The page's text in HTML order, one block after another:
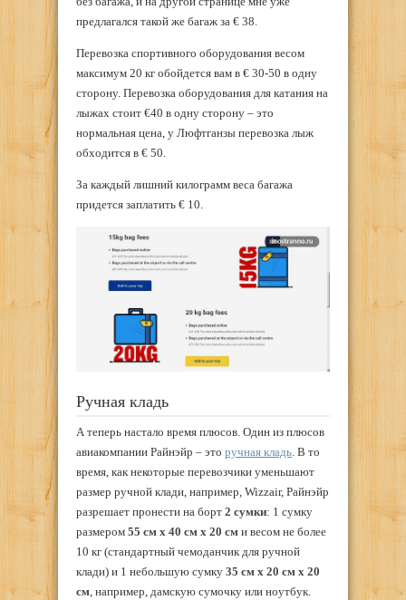
предлагался такой же багаж за € 38.
Перевозка спортивного оборудования весом
максимум 20 кг обойдется вам в € 30-50 в одну
сторону. Перевозка оборудования для катания на
лыжах стоит €40 в одну сторону – это
нормальная цена, у Люфтганзы перевозка лыж
обходится в € 50.
За каждый лишний килограмм веса багажа
придется заплатить € 10.
Ручная кладь
А теперь настало время плюсов. Один из плюсов
авиакомпании Райнэйр – это ручная кладь. В то
время, как некоторые перевозчики уменьшают
размер ручной клади, например, Wizzair, Райнэйр
разрешает пронести на борт 2 сумки: 1 сумку
размером 55 см х 40 см х 20 см и весом не более
10 кг (стандартный чемоданчик для ручной
клади) и 1 небольшую сумку 35 см x 20 см x 20
см, например, дамскую сумочку или ноутбук.